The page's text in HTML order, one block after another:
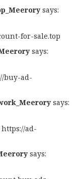
says:
for-sale.top
says:
buy-ad-
says:
https://ad-
says: